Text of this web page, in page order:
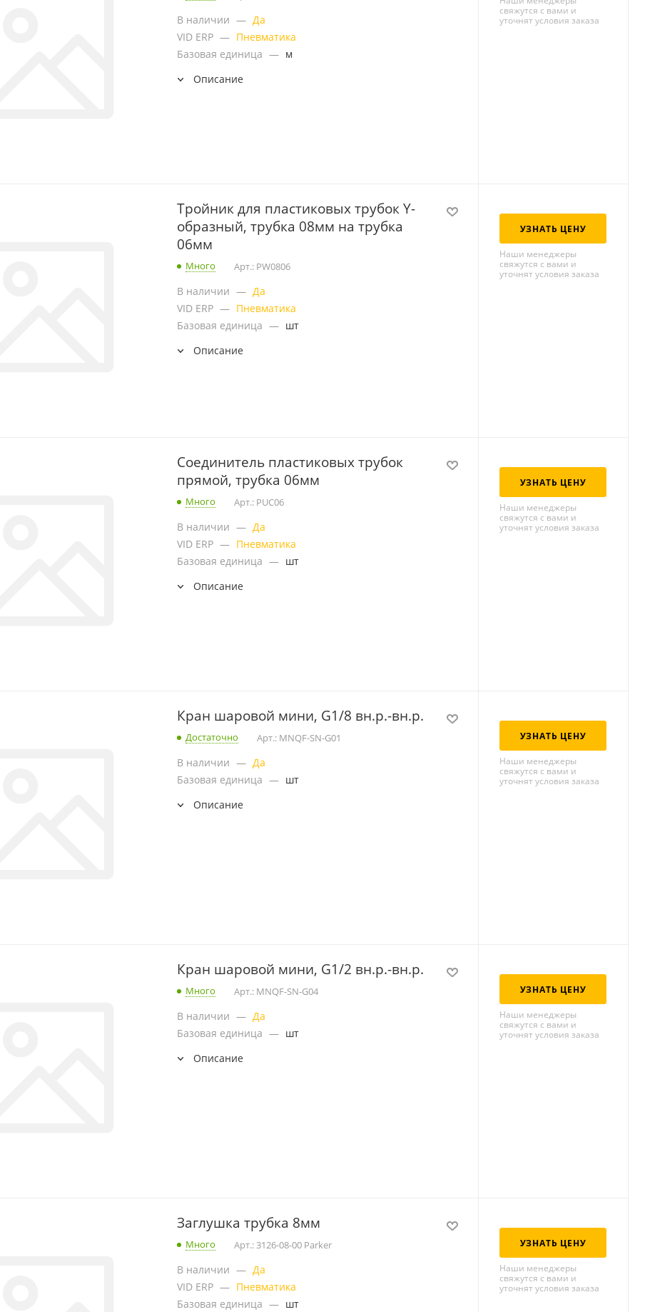
В наличии — Да
VID ERP — Пневматика
Базовая единица — м
Описание
свяжутся с вами и
уточнят условия заказа
Тройник для пластиковых трубок Y-
образный, трубка 08мм на трубка
06мм
Много Арт.: PW0806
В наличии — Да
VID ERP — Пневматика
Базовая единица — шт
Описание
УЗНАТЬ ЦЕНУ
Наши менеджеры
свяжутся с вами и
уточнят условия заказа
Соединитель пластиковых трубок
прямой, трубка 06мм
Много Арт.: PUC06
В наличии — Да
VID ERP — Пневматика
Базовая единица — шт
Описание
УЗНАТЬ ЦЕНУ
Наши менеджеры
свяжутся с вами и
уточнят условия заказа
Кран шаровой мини, G1/8 вн.р.-вн.р.
Достаточно Арт.: MNQF-SN-G01
В наличии — Да
Базовая единица — шт
Описание
УЗНАТЬ ЦЕНУ
Наши менеджеры
свяжутся с вами и
уточнят условия заказа
Кран шаровой мини, G1/2 вн.р.-вн.р.
Много Арт.: MNQF-SN-G04
В наличии — Да
Базовая единица — шт
Описание
УЗНАТЬ ЦЕНУ
Наши менеджеры
свяжутся с вами и
уточнят условия заказа
Заглушка трубка 8мм
Много Арт.: 3126-08-00 Parker
В наличии — Да
VID ERP — Пневматика
Базовая единица — шт
УЗНАТЬ ЦЕНУ
Наши менеджеры
свяжутся с вами и
уточнят условия заказа